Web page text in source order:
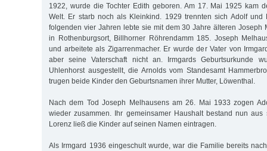
1922, wurde die Tochter Edith geboren. Am 17. Mai 1925 kam
Welt. Er starb noch als Kleinkind. 1929 trennten sich Adolf und
folgenden vier Jahren lebte sie mit dem 30 Jahre älteren Joseph
in Rothenburgsort, Billhorner Röhrendamm 185. Joseph
und arbeitete als Zigarrenmacher. Er wurde der Vater von
aber seine Vaterschaft nicht an. Irmgards Geburtsurkunde
Uhlenhorst ausgestellt, die Arnolds vom Standesamt
trugen beide Kinder den Geburtsnamen ihrer Mutter, Löwenthal.
Nach dem Tod Joseph Melhausens am 26. Mai 1933 zogen
wieder zusammen. Ihr gemeinsamer Haushalt bestand nun aus
Lorenz ließ die Kinder auf seinen Namen eintragen.
Als Irmgard 1936 eingeschult wurde, war die Familie bereits